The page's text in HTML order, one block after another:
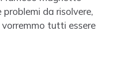
da risolvere,
tutti essere